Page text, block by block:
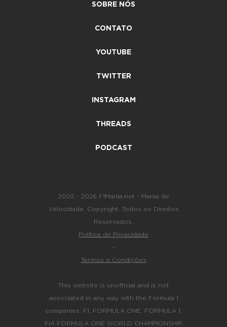
SOBRE NÓS
CONTATO
YOUTUBE
TWITTER
INSTAGRAM
THREADS
PODCAST
2002 - 2026 F1Mania.net - Mania de
Velocidade. Copyright. Todos os Direitos
Reservados.
Política de Privacidade
-
Termos e Condições
This website is unofficial and is not
associated in any way with the Formula 1
companies. F1, FORMULA ONE, FORMULA 1,
FIA FORMULA ONE WORLD CHAMPIONSHIP,